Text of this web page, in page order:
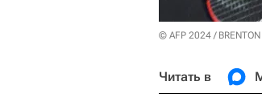
© AFP 2024 / BRENTON
Читать в